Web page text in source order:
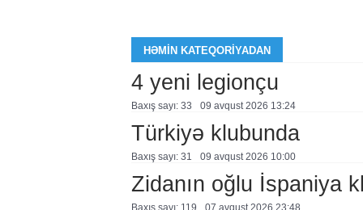
HƏMIN KATEQORIYADAN
4 yeni legionçu
Baxış sayı: 33 09 avqust 2026 13:24
Türkiyə klubunda
Baxış sayı: 31 09 avqust 2026 10:00
Zidanın oğlu İspaniya
Baxış sayı: 119 07 avqust 2026 23:48